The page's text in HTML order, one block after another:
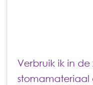
Verbruik ik in
stomamateriaal